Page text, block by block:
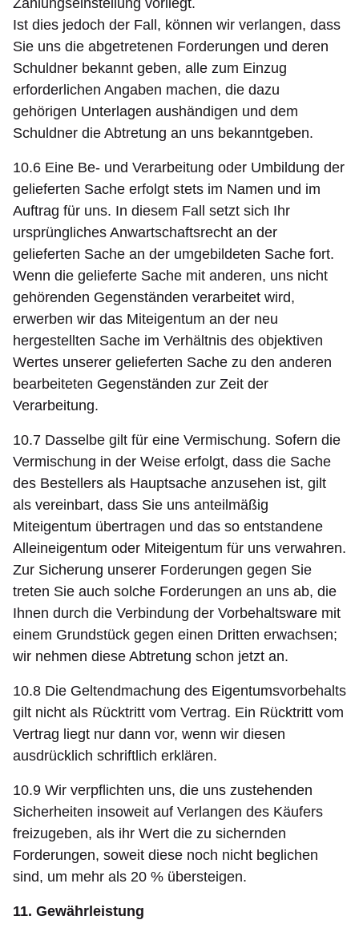
Zahlungseinstellung vorliegt.
Ist dies jedoch der Fall, können wir verlangen, dass
Sie uns die abgetretenen Forderungen und deren
Schuldner bekannt geben, alle zum Einzug
erforderlichen Angaben machen, die dazu
gehörigen Unterlagen aushändigen und dem
Schuldner die Abtretung an uns bekanntgeben.
10.6 Eine Be- und Verarbeitung oder Umbildung der
gelieferten Sache erfolgt stets im Namen und im
Auftrag für uns. In diesem Fall setzt sich Ihr
ursprüngliches Anwartschaftsrecht an der
gelieferten Sache an der umgebildeten Sache fort.
Wenn die gelieferte Sache mit anderen, uns nicht
gehörenden Gegenständen verarbeitet wird,
erwerben wir das Miteigentum an der neu
hergestellten Sache im Verhältnis des objektiven
Wertes unserer gelieferten Sache zu den anderen
bearbeiteten Gegenständen zur Zeit der
Verarbeitung.
10.7 Dasselbe gilt für eine Vermischung. Sofern die
Vermischung in der Weise erfolgt, dass die Sache
des Bestellers als Hauptsache anzusehen ist, gilt
als vereinbart, dass Sie uns anteilmäßig
Miteigentum übertragen und das so entstandene
Alleineigentum oder Miteigentum für uns verwahren.
Zur Sicherung unserer Forderungen gegen Sie
treten Sie auch solche Forderungen an uns ab, die
Ihnen durch die Verbindung der Vorbehaltsware mit
einem Grundstück gegen einen Dritten erwachsen;
wir nehmen diese Abtretung schon jetzt an.
10.8 Die Geltendmachung des Eigentumsvorbehalts
gilt nicht als Rücktritt vom Vertrag. Ein Rücktritt vom
Vertrag liegt nur dann vor, wenn wir diesen
ausdrücklich schriftlich erklären.
10.9 Wir verpflichten uns, die uns zustehenden
Sicherheiten insoweit auf Verlangen des Käufers
freizugeben, als ihr Wert die zu sichernden
Forderungen, soweit diese noch nicht beglichen
sind, um mehr als 20 % übersteigen.
11. Gewährleistung